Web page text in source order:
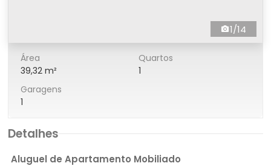
1/14
Área
39,32 m²
Quartos
1
Garagens
1
Detalhes
Aluguel de Apartamento Mobiliado